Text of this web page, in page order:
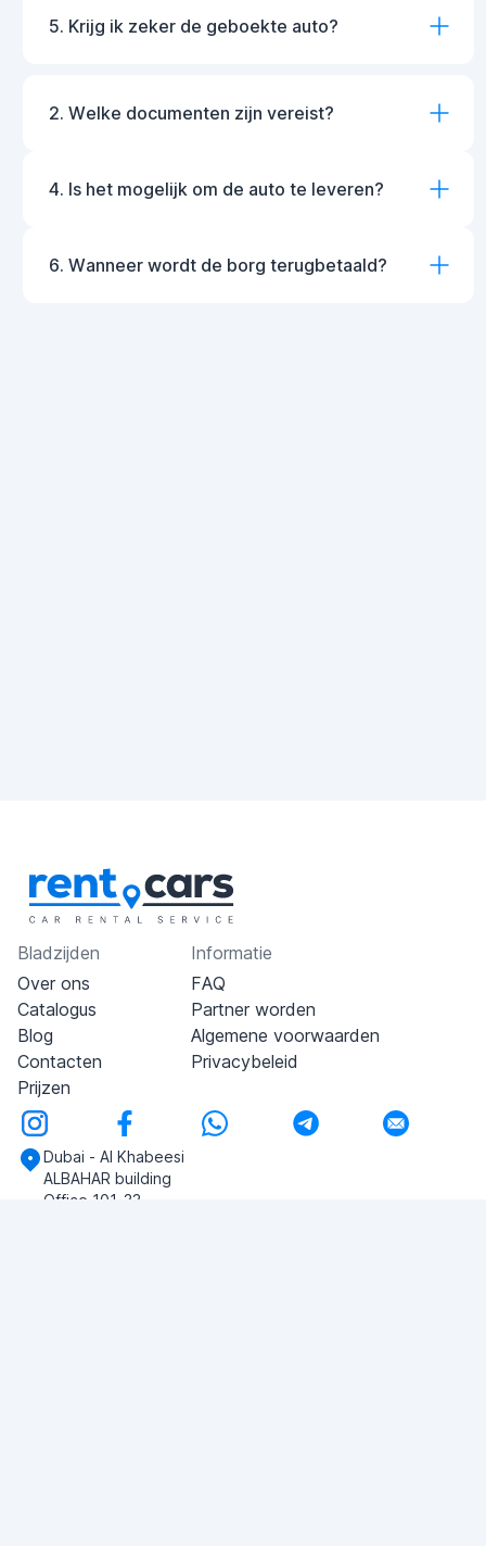
5. Krijg ik zeker de geboekte auto?
2. Welke documenten zijn vereist?
4. Is het mogelijk om de auto te leveren?
6. Wanneer wordt de borg terugbetaald?
Bladzijden
Over ons
Catalogus
Blog
Contacten
Prijzen
Informatie
FAQ
Partner worden
Algemene voorwaarden
Privacybeleid
Dubai - Al Khabeesi
ALBAHAR building
Office 101-33